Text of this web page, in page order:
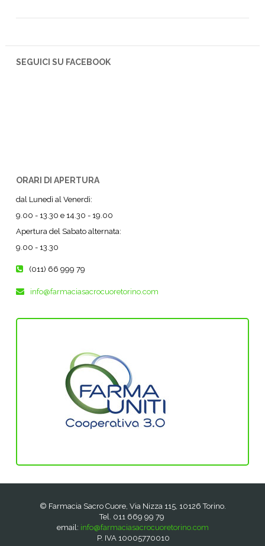
SEGUICI SU FACEBOOK
ORARI DI APERTURA
dal Lunedì al Venerdì:
9.00 - 13.30 e 14.30 - 19.00
Apertura del Sabato alternata:
9.00 - 13.30
(011) 66 999 79
info@farmaciasacrocuoretorino.com
© Farmacia Sacro Cuore, Via Nizza 115, 10126 Torino.
Tel. 011 669 99 79
email: info@farmaciasacrocuoretorino.com
P. IVA 10005770010